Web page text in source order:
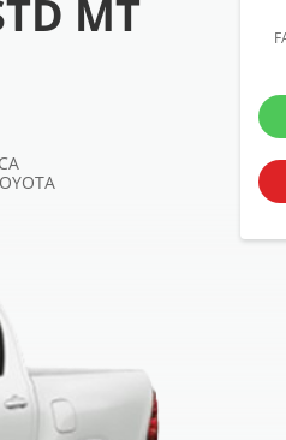
MT